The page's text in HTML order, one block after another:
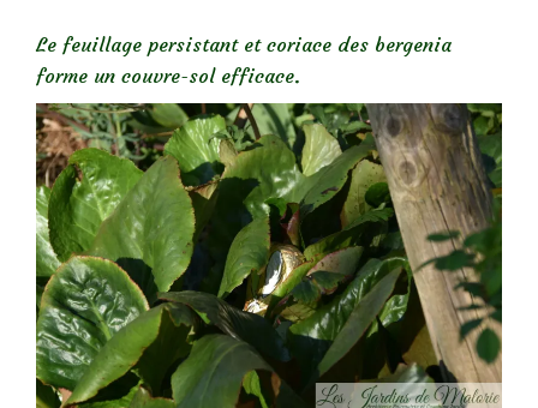
Le feuillage persistant et coriace des bergenia
forme un couvre-sol efficace.